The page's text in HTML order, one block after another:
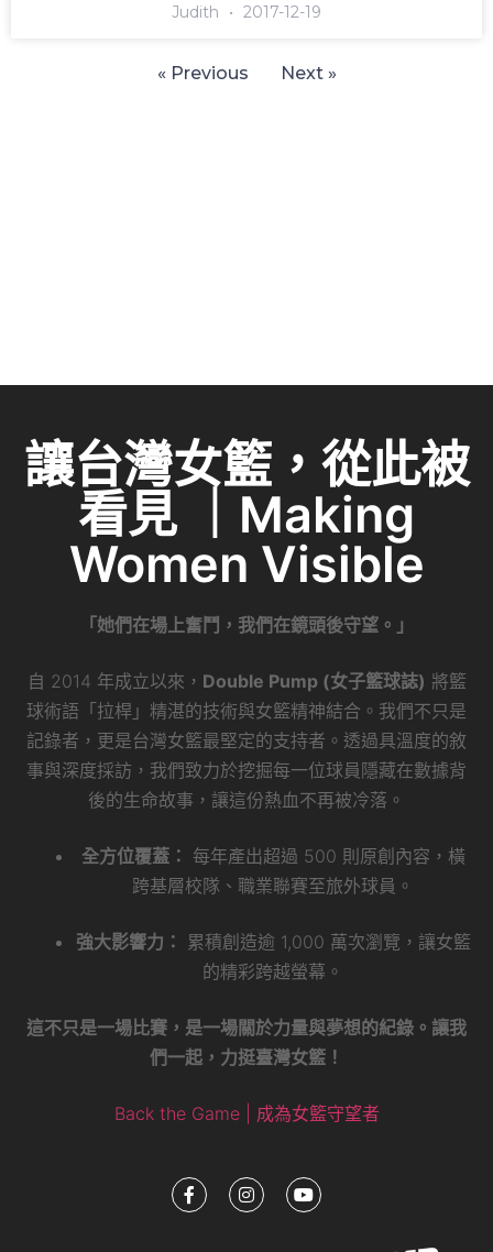
Judith 2017-12-19
« Previous Next »
讓台灣女籃，從此被
看見 ｜Making
Women Visible
「她們在場上奮鬥，我們在鏡頭後守望。」
自 2014 年成立以來， Double Pump (女子籃球誌) 將籃
球術語「拉桿」精湛的技術與女籃精神結合。我們不只是
記錄者，更是台灣女籃最堅定的支持者。透過具溫度的敘
事與深度採訪，我們致力於挖掘每一位球員隱藏在數據背
後的生命故事，讓這份熱血不再被冷落。
全方位覆蓋： 每年產出超過 500 則原創內容，橫
跨基層校隊、職業聯賽至旅外球員。
強大影響力：
累積創造逾 1,000 萬次瀏覽，讓女籃
的精彩跨越螢幕。
這不只是一場比賽，是一場關於力量與夢想的紀錄。讓我
們一起，力挺臺灣女籃！
Back the Game | 成為女籃守望者